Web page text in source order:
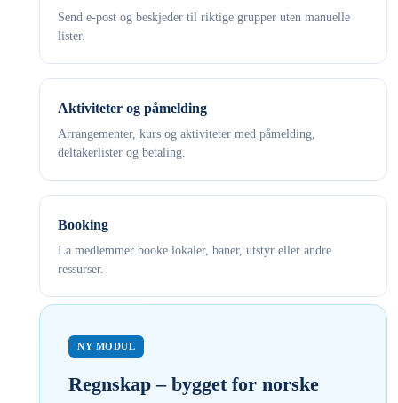
Send e-post og beskjeder til riktige grupper uten manuelle
lister.
Aktiviteter og påmelding
Arrangementer, kurs og aktiviteter med påmelding,
deltakerlister og betaling.
Booking
La medlemmer booke lokaler, baner, utstyr eller andre
ressurser.
NY MODUL
Regnskap – bygget for norske